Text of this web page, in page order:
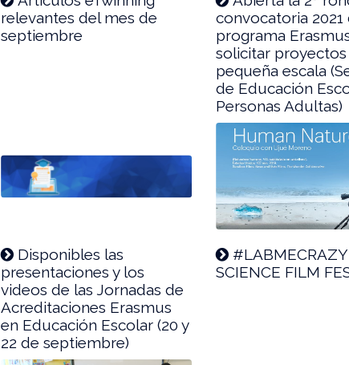
relevantes del mes de
septiembre
convocatoria 2021
programa
solicitar proyectos
pequeña escala
de Educación
Personas Adultas)
Disponibles las
presentaciones y los
videos de las Jornadas de
Acreditaciones Erasmus
en Educación Escolar (20 y
22 de septiembre)
#LABMECRAZY
SCIENCE FILM